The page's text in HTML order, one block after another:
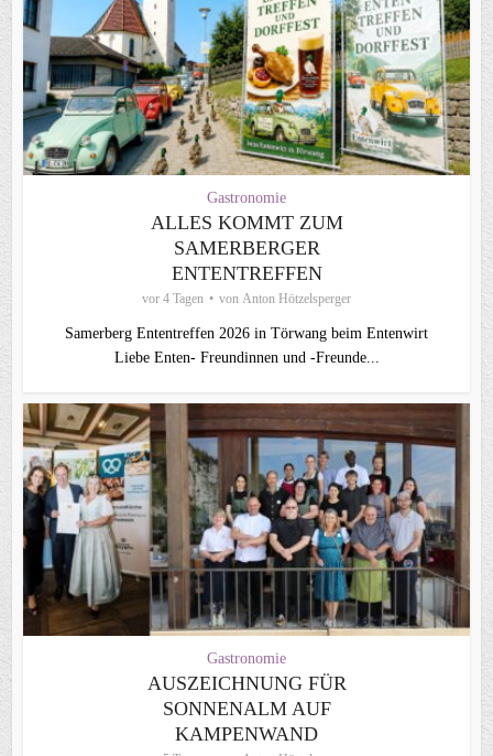
Gastronomie
ALLES KOMMT ZUM
SAMERBERGER
ENTENTREFFEN
vor 4 Tagen von Anton Hötzelsperger
Samerberg Ententreffen 2026 in Törwang beim Entenwirt
Liebe Enten- Freundinnen und -Freunde...
Gastronomie
AUSZEICHNUNG FÜR
SONNENALM AUF
KAMPENWAND